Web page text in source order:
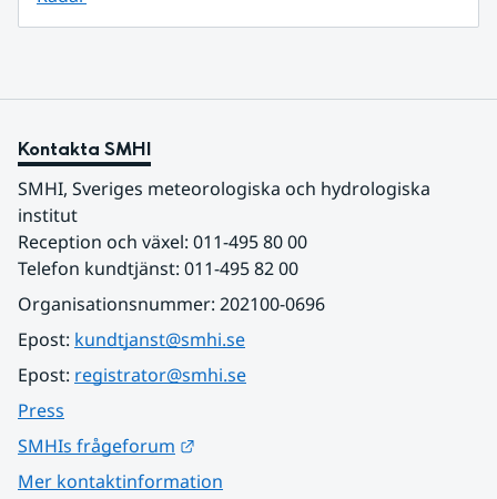
Kontakta SMHI
SMHI, Sveriges meteorologiska och hydrologiska
institut
Reception och växel: 011-495 80 00
Telefon kundtjänst: 011-495 82 00
Organisationsnummer: 202100-0696
Epost: kundtjanst@smhi.se
Epost: registrator@smhi.se
Press
SMHIs frågeforum
Mer kontaktinformation